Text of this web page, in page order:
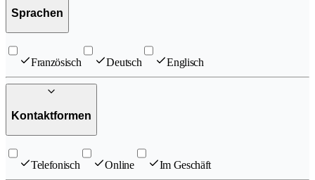
Sprachen
Französisch Deutsch Englisch
Kontaktformen
Telefonisch Online Im Geschäft